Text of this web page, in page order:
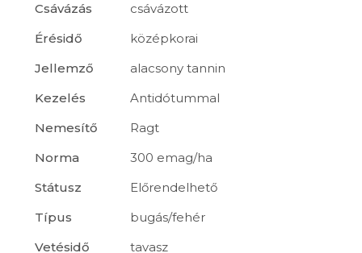
Csávázás
csávázott
Érésidő
középkorai
Jellemző
alacsony tannin
Kezelés
Antidótummal
Nemesítő
Ragt
Norma
300 emag/ha
Státusz
Előrendelhető
Típus
bugás/fehér
Vetésidő
tavasz